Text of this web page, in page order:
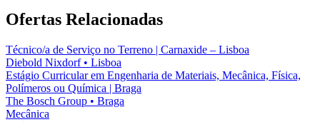
Ofertas Relacionadas
Técnico/a de Serviço no Terreno | Carnaxide – Lisboa
Diebold Nixdorf • Lisboa
Estágio Curricular em Engenharia de Materiais, Mecânica, Física,
Polímeros ou Química | Braga
The Bosch Group • Braga
Mecânica